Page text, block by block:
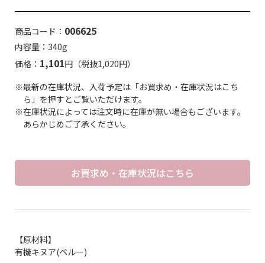
商品コード： 006625
内容量：340g
価格： 1,101円（税抜1,020円）
※最新の在庫状況、入荷予定は「お買求め・在庫状況はこち
ら」を押すとご覧いただけます。
※在庫状況によっては注文時に在庫が無い場合もございます。
あらかじめご了承ください。
お買求め・在庫状況はこちら
【原材料】
有機キヌア(ペルー)